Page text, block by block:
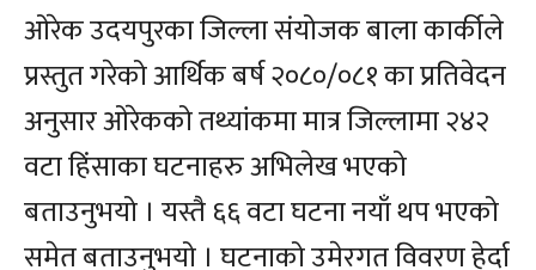
ओरेक उदयपुरका जिल्ला संयोजक बाला कार्कीले
प्रस्तुत गरेको आर्थिक बर्ष २०८०/०८१ का प्रतिवेदन
अनुसार ओरेकको तथ्यांकमा मात्र जिल्लामा २४२
वटा हिंसाका घटनाहरु अभिलेख भएको
बताउनुभयो । यस्तै ६६ वटा घटना नयाँ थप भएको
समेत बताउनुभयो । घटनाको उमेरगत विवरण हेर्दा